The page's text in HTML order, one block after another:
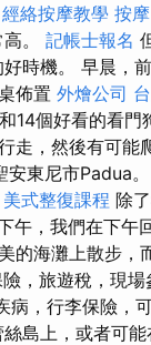
經絡按摩教學 按摩
。 記帳士報名
時機。 早晨，
佈置 外燴公司
14個好看的看門
走，然後有可能
安東尼市Padua
美式整復課程 除
午，我們在下午
的海灘上散步，
，旅遊稅，現
病，行李保險，
島上，或者可能